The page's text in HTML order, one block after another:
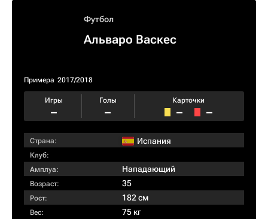
Футбол
Альваро Васкес
Примера 2017/2018
Игры
–
Голы
–
Карточки
– –
Страна: Испания
Клуб:
Амплуа:
Нападающий
Возраст: 35
Рост: 182 см
Вес: 75 кг